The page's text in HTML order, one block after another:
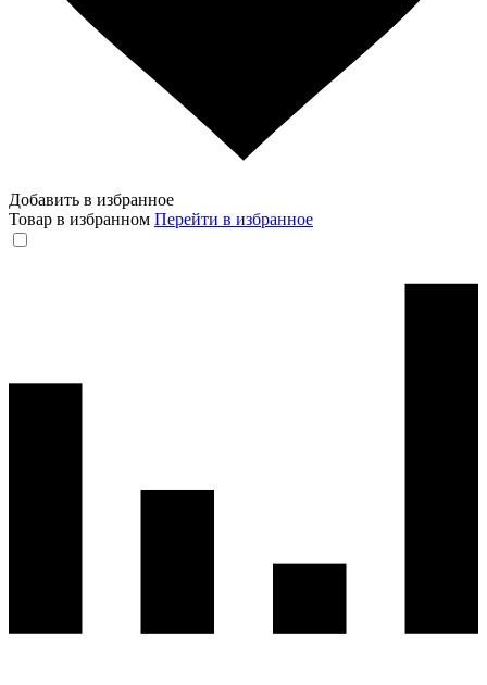
Добавить в избранное
Товар в избранном Перейти в избранное